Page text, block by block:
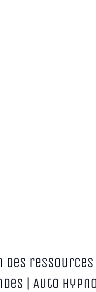
des ressources
| Auto